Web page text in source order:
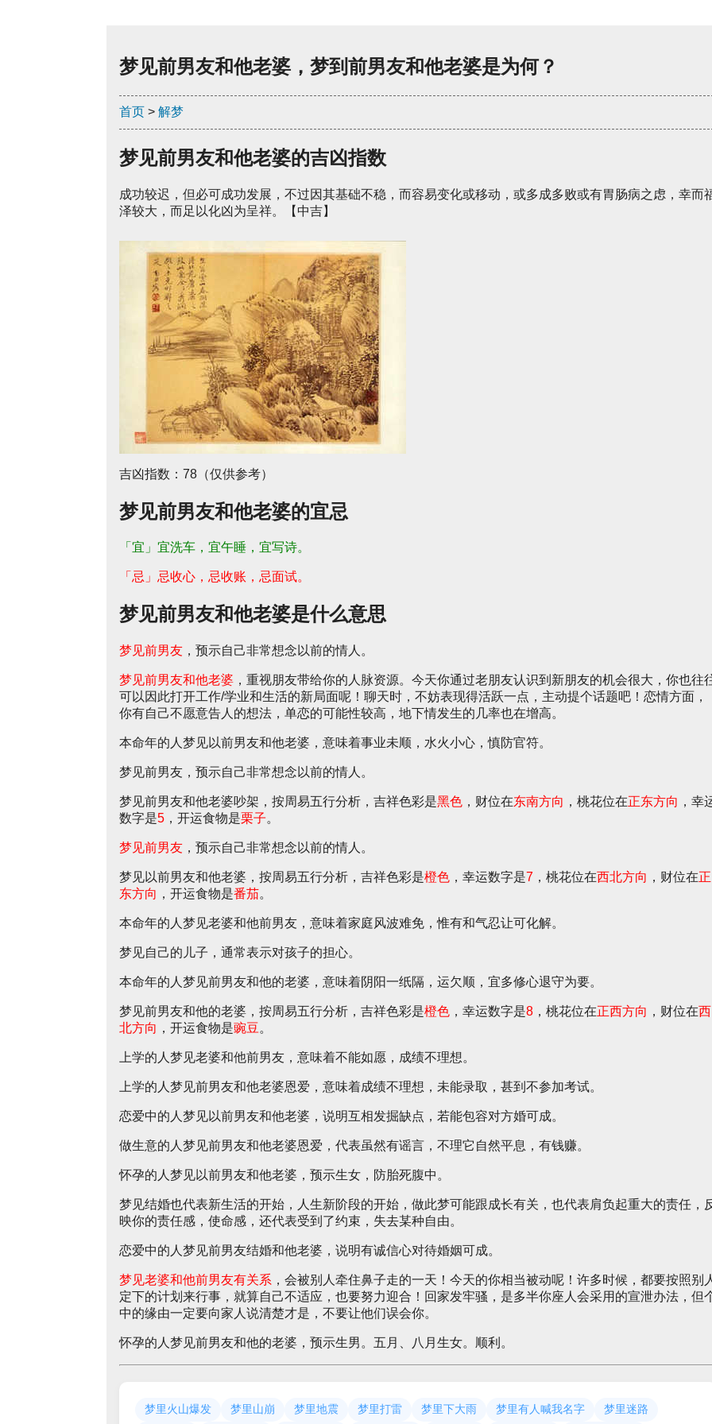
梦见前男友和他老婆，梦到前男友和他老婆是为何？
首页 > 解梦
梦见前男友和他老婆的吉凶指数
成功较迟，但必可成功发展，不过因其基础不稳，而容易变化或移动，或多成多败或有胃肠病之虑，幸而
泽较大，而足以化凶为呈祥。【中吉】
吉凶指数：78（仅供参考）
梦见前男友和他老婆的宜忌
「宜」宜洗车，宜午睡，宜写诗。
「忌」忌收心，忌收账，忌面试。
梦见前男友和他老婆是什么意思
梦见前男友 ，预示自己非常想念以前的情人。
梦见前男友和他老婆 ，重视朋友带给你的人脉资源。今天你通过老朋友认识到新朋友的机会很大，你也往
可以因此打开工作/学业和生活的新局面呢！聊天时，不妨表现得活跃一点，主动提个话题吧！恋情方面，
你有自己不愿意告人的想法，单恋的可能性较高，地下情发生的几率也在增高。
本命年的人梦见以前男友和他老婆，意味着事业未顺，水火小心，慎防官符。
梦见前男友，预示自己非常想念以前的情人。
梦见前男友和他老婆吵架，按周易五行分析，吉祥色彩是黑色 ，财位在东南方向 ，桃花位在正东方向 ，幸
数字是5 ，开运食物是栗子。
梦见前男友 ，预示自己非常想念以前的情人。
梦见以前男友和他老婆，按周易五行分析，吉祥色彩是橙色 ，幸运数字是7 ，桃花位在西北方向 ，财位在正
东方向 ，开运食物是番茄。
本命年的人梦见老婆和他前男友，意味着家庭风波难免，惟有和气忍让可化解。
梦见自己的儿子，通常表示对孩子的担心。
本命年的人梦见前男友和他的老婆，意味着阴阳一纸隔，运欠顺，宜多修心退守为要。
梦见前男友和他的老婆，按周易五行分析，吉祥色彩是橙色 ，幸运数字是8 ，桃花位在正西方向 ，财位在西
北方向 ，开运食物是豌豆。
上学的人梦见老婆和他前男友，意味着不能如愿，成绩不理想。
上学的人梦见前男友和他老婆恩爱，意味着成绩不理想，未能录取，甚到不参加考试。
恋爱中的人梦见以前男友和他老婆，说明互相发掘缺点，若能包容对方婚可成。
做生意的人梦见前男友和他老婆恩爱，代表虽然有谣言，不理它自然平息，有钱赚。
怀孕的人梦见以前男友和他老婆，预示生女，防胎死腹中。
梦见结婚也代表新生活的开始，人生新阶段的开始，做此梦可能跟成长有关，也代表肩负起重大的责任，
映你的责任感，使命感，还代表受到了约束，失去某种自由。
恋爱中的人梦见前男友结婚和他老婆，说明有诚信心对待婚姻可成。
梦见老婆和他前男友有关系 ，会被别人牵住鼻子走的一天！今天的你相当被动呢！许多时候，都要按照别
定下的计划来行事，就算自己不适应，也要努力迎合！回家发牢骚，是多半你座人会采用的宣泄办法，但
中的缘由一定要向家人说清楚才是，不要让他们误会你。
怀孕的人梦见前男友和他的老婆，预示生男。五月、八月生女。顺利。
梦里火山爆发 梦里山崩 梦里地震 梦里打雷 梦里下大雨 梦里有人喊我名字 梦里迷路